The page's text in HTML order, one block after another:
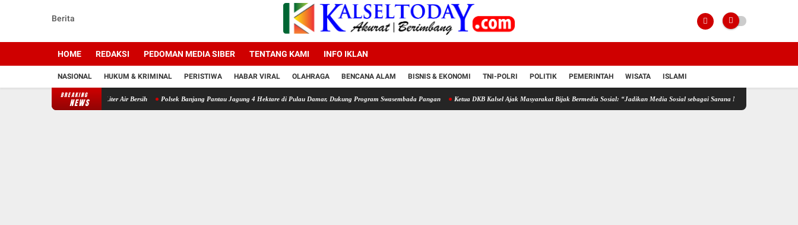
Berita
HOME REDAKSI PEDOMAN MEDIA SIBER TENTANG KAMI INFO IKLAN
NASIONAL HUKUM & KRIMINAL PERISTIWA HABAR VIRAL OLAHRAGA BENCANA ALAM BISNIS & EKONOMI TNI-POLRI POLITIK PEMERINTAH WISATA ISLAMI
BREAKING
NEWS
Salurkan 10 Ribu Liter Air Bersih Polsek Banjang Pantau Jagung 4 Hektare di Pulau Damar, Dukung Program Swasembada Pangan Ketua DKB Kalsel Ajak Masyarakat Bijak Bermedia Sosial: “Jadikan Media Sosial sebagai Sarana Membangun”